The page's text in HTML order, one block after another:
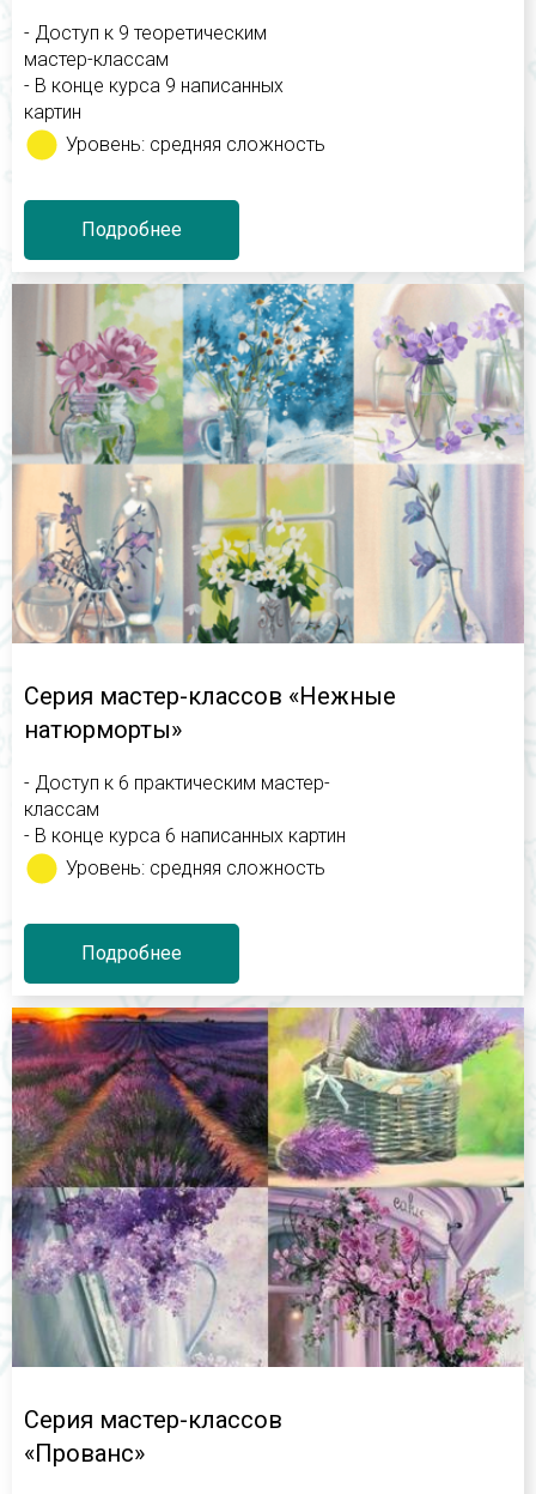
- Доступ к 9 теоретическим
мастер-классам
- В конце курса 9 написанных
картин
Уровень: средняя сложность
Подробнее
Серия мастер-классов «Нежные
натюрморты»
- Доступ к 6 практическим мастер-
классам
- В конце курса 6 написанных картин
Уровень: средняя сложность
Подробнее
Серия мастер-классов
«Прованс»